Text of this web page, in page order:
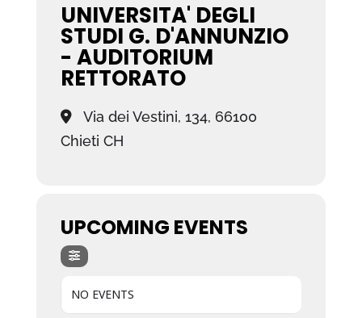
UNIVERSITA' DEGLI
STUDI G. D'ANNUNZIO
- AUDITORIUM
RETTORATO
Via dei Vestini, 134, 66100
Chieti CH
UPCOMING EVENTS
NO EVENTS